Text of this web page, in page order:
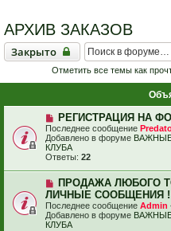
АРХИВ ЗАКАЗОВ
Закрыто
Закрыто
Отметить все темы как
РЕГИСТРАЦИЯ НА
Последнее сообщение
Добавлено в форуме
КЛУБА
Ответы: 22
ПРОДАЖА ЛЮБОГО
ЛИЧНЫЕ СООБЩЕНИЯ
Последнее сообщение Admin
Добавлено в форуме
КЛУБА